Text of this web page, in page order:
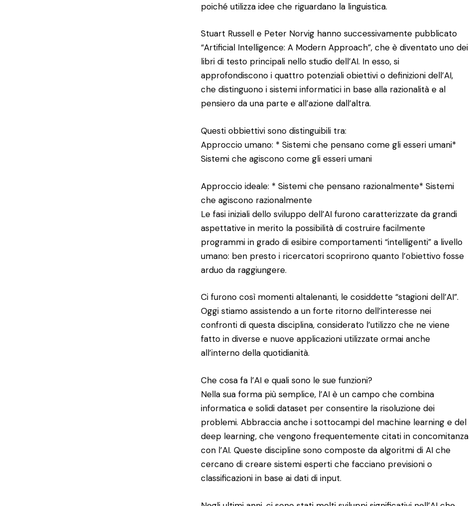
poiché utilizza idee che riguardano la linguistica.
Stuart Russell e Peter Norvig hanno successivamente pubblicato
“Artificial Intelligence: A Modern Approach”, che è diventato uno dei
libri di testo principali nello studio dell’AI. In esso, si
approfondiscono i quattro potenziali obiettivi o definizioni dell’AI,
che distinguono i sistemi informatici in base alla razionalità e al
pensiero da una parte e all’azione dall’altra.
Questi obbiettivi sono distinguibili tra:
Approccio umano: * Sistemi che pensano come gli esseri umani*
Sistemi che agiscono come gli esseri umani
Approccio ideale: * Sistemi che pensano razionalmente* Sistemi
che agiscono razionalmente
Le fasi iniziali dello sviluppo dell’AI furono caratterizzate da grandi
aspettative in merito la possibilità di costruire facilmente
programmi in grado di esibire comportamenti “intelligenti” a livello
umano: ben presto i ricercatori scoprirono quanto l’obiettivo fosse
arduo da raggiungere.
Ci furono così momenti altalenanti, le cosiddette “stagioni dell’AI”.
Oggi stiamo assistendo a un forte ritorno dell’interesse nei
confronti di questa disciplina, considerato l’utilizzo che ne viene
fatto in diverse e nuove applicazioni utilizzate ormai anche
all’interno della quotidianità.
Che cosa fa l’AI e quali sono le sue funzioni?
Nella sua forma più semplice, l’AI è un campo che combina
informatica e solidi dataset per consentire la risoluzione dei
problemi. Abbraccia anche i sottocampi del machine learning e del
deep learning, che vengono frequentemente citati in concomitanza
con l’AI. Queste discipline sono composte da algoritmi di AI che
cercano di creare sistemi esperti che facciano previsioni o
classificazioni in base ai dati di input.